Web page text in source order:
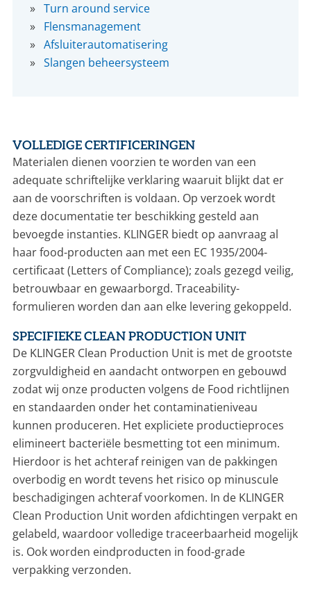
Turn around service
Flensmanagement
Afsluiterautomatisering
Slangen beheersysteem
VOLLEDIGE CERTIFICERINGEN
Materialen dienen voorzien te worden van een
adequate schriftelijke verklaring waaruit blijkt dat er
aan de voorschriften is voldaan. Op verzoek wordt
deze documentatie ter beschikking gesteld aan
bevoegde instanties. KLINGER biedt op aanvraag al
haar food-producten aan met een EC 1935/2004-
certificaat (Letters of Compliance); zoals gezegd veilig,
betrouwbaar en gewaarborgd. Traceability-
formulieren worden dan aan elke levering gekoppeld.
SPECIFIEKE CLEAN PRODUCTION UNIT
De KLINGER Clean Production Unit is met de grootste
zorgvuldigheid en aandacht ontworpen en gebouwd
zodat wij onze producten volgens de Food richtlijnen
en standaarden onder het contaminatieniveau
kunnen produceren. Het expliciete productieproces
elimineert bacteriële besmetting tot een minimum.
Hierdoor is het achteraf reinigen van de pakkingen
overbodig en wordt tevens het risico op minuscule
beschadigingen achteraf voorkomen. In de KLINGER
Clean Production Unit worden afdichtingen verpakt en
gelabeld, waardoor volledige traceerbaarheid mogelijk
is. Ook worden eindproducten in food-grade
verpakking verzonden.